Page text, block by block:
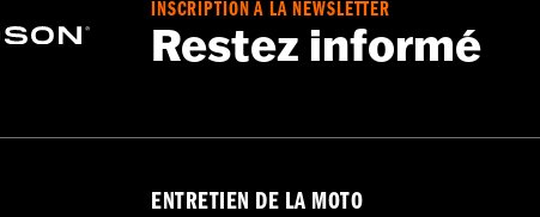
INSCRIPTION À LA NEWSLETTER
Restez informé
ENTRETIEN DE LA MOTO